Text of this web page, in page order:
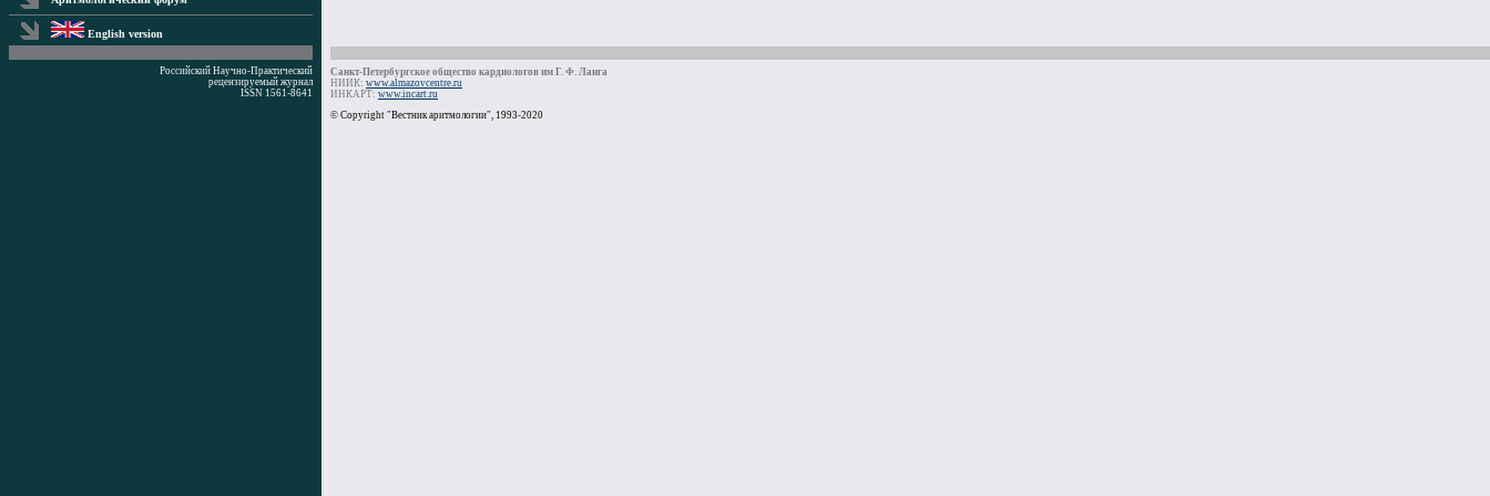
English version
Российский Научно-Практический
рецензируемый журнал
ISSN 1561-8641
Санкт-Петербургское общество кардиологов им Г. Ф. Ланга
НИИК: www.almazovcentre.ru
ИНКАРТ: www.incart.ru
© Copyright "Вестник аритмологии", 1993-2020